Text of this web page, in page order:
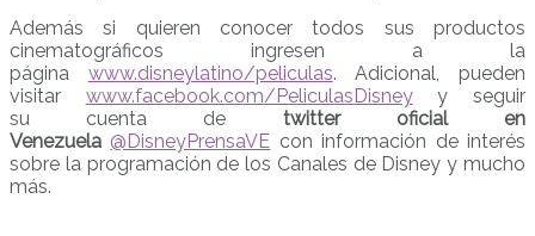
Además si quieren conocer todos sus productos
cinematográficos ingresen a la
página www.disneylatino/peliculas. Adicional, pueden
visitar www.facebook.com/PeliculasDisneyy seguir
su cuenta de twitter oficial en
Venezuela @DisneyPrensaVE con información de interés
sobre la programación de los Canales de Disney y mucho
más.